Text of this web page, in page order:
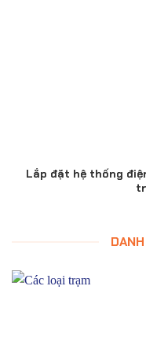
Lắp đặt hệ thống